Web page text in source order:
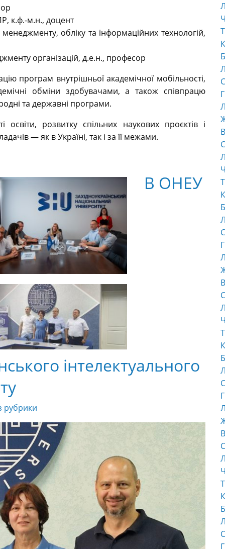
к.ф.-м.н., доцент
обліку та інформаційних технологій,
організацій, д.е.н., професор
програм внутрішньої академічної мобільності,
обміни здобувачами, а також співпрацю
та державні програми.
розвитку спільних наукових проєктів і
— як в Україні, так і за її межами.
В ОНЕУ
інтелектуального
рубрики